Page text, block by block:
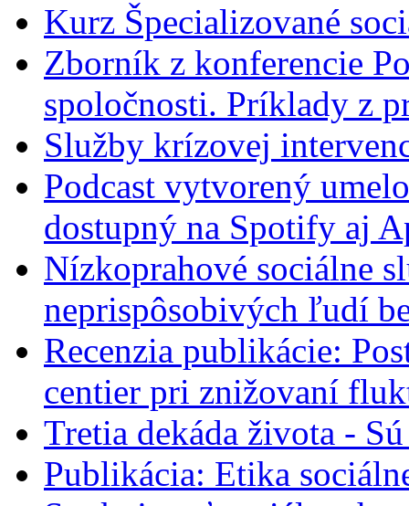
Kurz Špecializované
Zborník z konferencie
spoločnosti. Príklady z
Služby krízovej
Podcast vytvorený
dostupný na Spotify aj
Nízkoprahové sociálne
neprispôsobivých ľudí
Recenzia publikácie:
centier pri znižovaní
Tretia dekáda života -
Publikácia: Etika